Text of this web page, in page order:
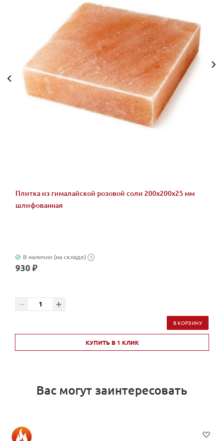
Плитка из гималайской розовой соли 200x200x25 мм
шлифованная
В наличии (на складе) ?
930 ₽
В КОРЗИНУ
КУПИТЬ В 1 КЛИК
Вас могут заинтересовать